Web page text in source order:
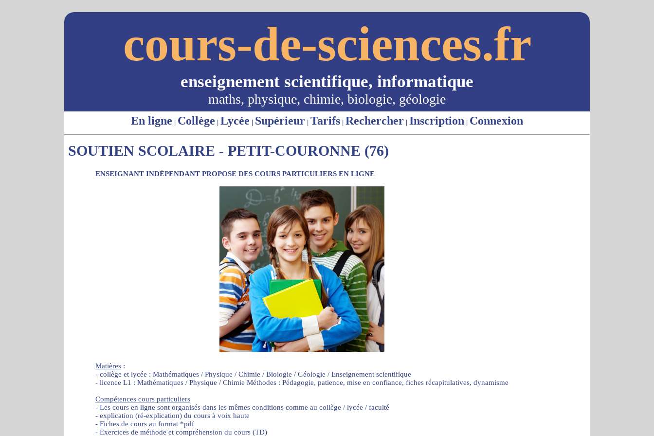
cours-de-sciences.fr
enseignement scientifique, informatique
maths, physique, chimie, biologie, géologie
En ligne | Collège | Lycée | Supérieur | Tarifs | Rechercher | Inscription | Connexion
SOUTIEN SCOLAIRE - PETIT-COURONNE (76)
ENSEIGNANT INDÉPENDANT PROPOSE DES COURS PARTICULIERS EN LIGNE
Matières :
- collège et lycée : Mathématiques / Physique / Chimie / Biologie / Géologie / Enseignement scientifique
- licence L1 : Mathématiques / Physique / Chimie Méthodes : Pédagogie, patience, mise en confiance, fiches récapitulatives, dynamisme
Compétences cours particuliers
- Les cours en ligne sont organisés dans les mêmes conditions comme au collège / lycée / faculté
- explication (ré-explication) du cours à voix haute
- Fiches de cours au format *pdf
- Exercices de méthode et compréhension du cours (TD)